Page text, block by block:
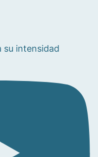
su intensidad